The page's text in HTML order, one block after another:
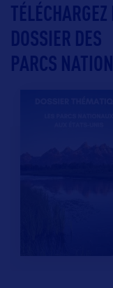
TÉLÉCHARGEZ
DOSSIER DES
PARCS